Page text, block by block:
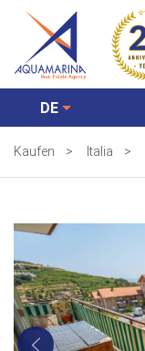
DE
Kaufen > Italia >